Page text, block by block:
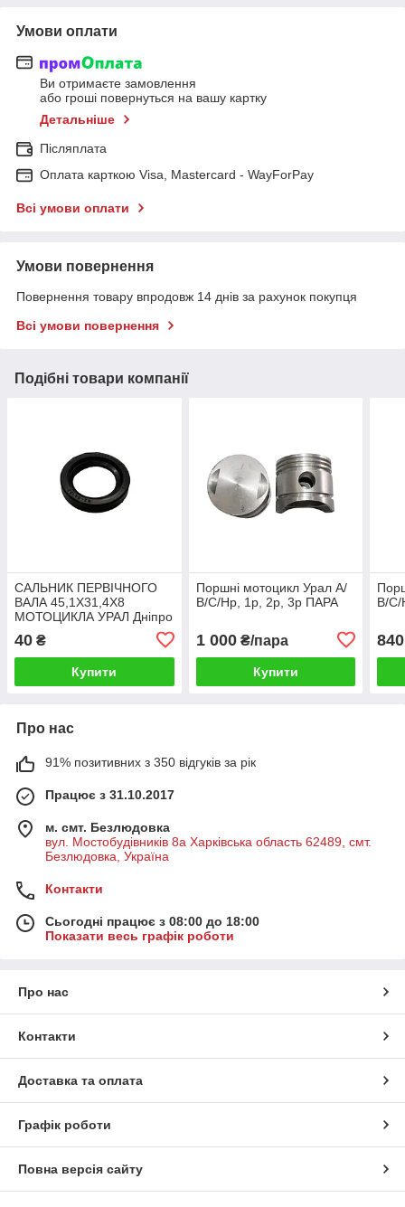
Умови оплати
Ви отримаєте замовлення
або гроші повернуться на вашу картку
Детальніше
Післяплата
Оплата карткою Visa, Mastercard - WayForPay
Всі умови оплати
Умови повернення
Повернення товару впродовж 14 днів за рахунок покупця
Всі умови повернення
Подібні товари компанії
САЛЬНИК ПЕРВІЧНОГО
ВАЛА 45,1Х31,4Х8
МОТОЦИКЛА УРАЛ Дніпро
40 ₴
Купити
Поршні мотоцикл Урал А/
В/С/Нр, 1р, 2р, 3р ПАРА
1 000₴/пара
Купити
В/С/
840
Про нас
91% позитивних з 350 відгуків за рік
Працює з 31.10.2017
м. смт. Безлюдовка
вул. Мостобудівників 8а Харківська область 62489, смт.
Безлюдовка, Україна
Контакти
Сьогодні працює з 08:00 до 18:00
Показати весь графік роботи
Про нас
Контакти
Доставка та оплата
Графік роботи
Повна версія сайту